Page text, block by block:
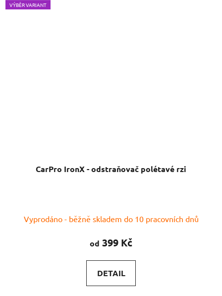
VÝBĚR VARIANT
CarPro IronX - odstraňovač polétavé rzi
hodnocení
produktu
4,3
z
Vyprodáno - běžně skladem do 10 pracovních dnů
od 399 Kč
DETAIL